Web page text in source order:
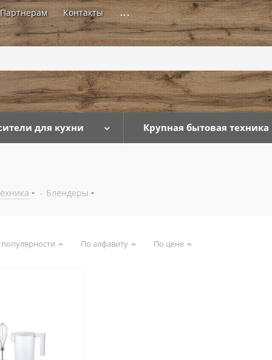
Партнерам Контакты ...
для кухни Крупная бытовая техника
- Блендеры
По алфавиту По цене